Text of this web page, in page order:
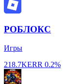
РОБЛОКС
Игры
218.7KERR 0.2%